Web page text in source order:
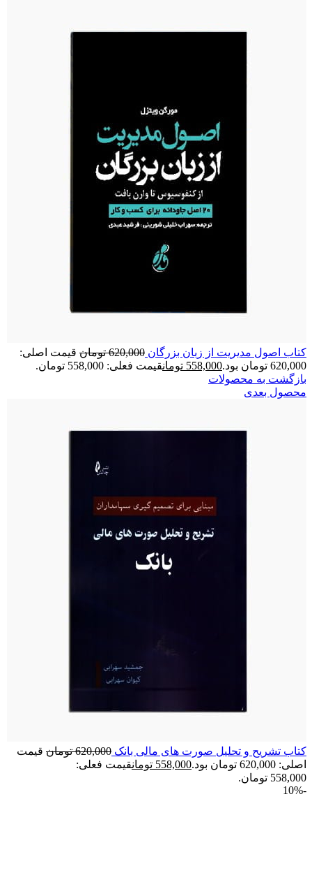
کتاب اصول مدیریت از زبان بزرگان 620,000 تومان قیمت اصلی:
620,000 تومان بود.
558,000 تومانقیمت فعلی: 558,000 تومان.
بازگشت به محصولات
محصول بعدی
کتاب تشریح و تحلیل صورت های مالی بانک 620,000 تومان قیمت
اصلی: 620,000 تومان بود.
558,000 تومانقیمت فعلی:
558,000 تومان.
-10%